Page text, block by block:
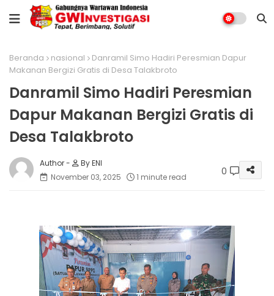
Beranda nasional
Danramil Simo Hadiri Peresmian Dapur
Makanan Bergizi Gratis di Desa Talakbroto
Danramil Simo Hadiri Peresmian
Dapur Makanan Bergizi Gratis di
Desa Talakbroto
By ENI
November 03, 2025
1 minute read 0